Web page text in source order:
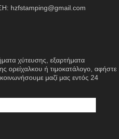
hzfstamping@gmail.com
χύτευσης, εξαρτήματα
ορείχαλκου ή τιμοκατάλογο, αφήστε
μαζί μας εντός 24